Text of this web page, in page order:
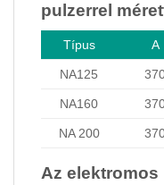
pulzerrel
NA125
NA160
NA 200
Típus A
Az